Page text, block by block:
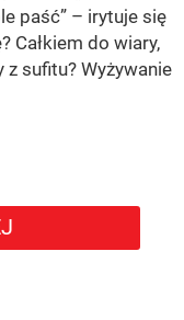
paść” – irytuje się
Całkiem do wiary,
z sufitu? Wyżywanie